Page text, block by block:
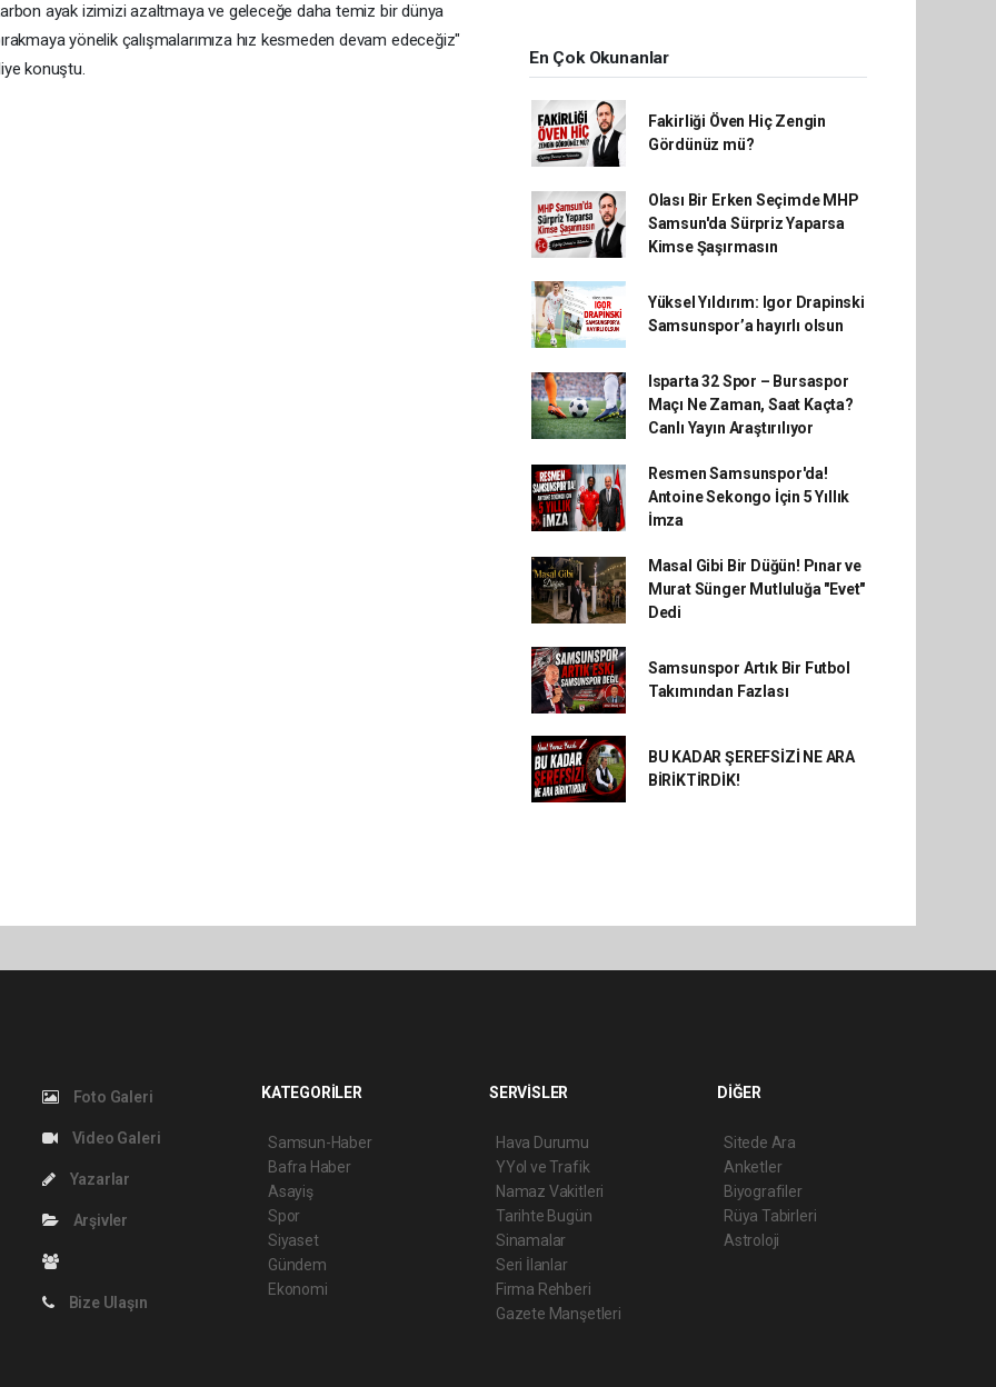
ayak izimizi azaltmaya ve geleceğe daha temiz bir dünya
yönelik çalışmalarımıza hız kesmeden devam edeceğiz"
konuştu.
En Çok Okunanlar
Fakirliği Öven Hiç Zengin
Gördünüz mü?
Olası Bir Erken Seçimde MHP
Samsun'da Sürpriz Yaparsa
Kimse Şaşırmasın
Yüksel Yıldırım: Igor Drapinski
Samsunspor’a hayırlı olsun
Isparta 32 Spor – Bursaspor
Maçı Ne Zaman, Saat Kaçta?
Canlı Yayın Araştırılıyor
Resmen Samsunspor'da!
Antoine Sekongo İçin 5 Yıllık
İmza
Masal Gibi Bir Düğün! Pınar ve
Murat Sünger Mutluluğa "Evet"
Dedi
Samsunspor Artık Bir Futbol
Takımından Fazlası
BU KADAR ŞEREFSİZİ NE ARA
BİRİKTİRDİK!
Foto Galeri
Video Galeri
Yazarlar
Arşivler
Bize Ulaşın
KATEGORİLER
Samsun-Haber
Bafra Haber
Asayiş
Spor
Siyaset
Gündem
Ekonomi
SERVİSLER
Hava Durumu
YYol ve Trafik
Namaz Vakitleri
Tarihte Bugün
Sinamalar
Seri İlanlar
Firma Rehberi
Gazete Manşetleri
DİĞER
Sitede Ara
Anketler
Biyografiler
Rüya Tabirleri
Astroloji